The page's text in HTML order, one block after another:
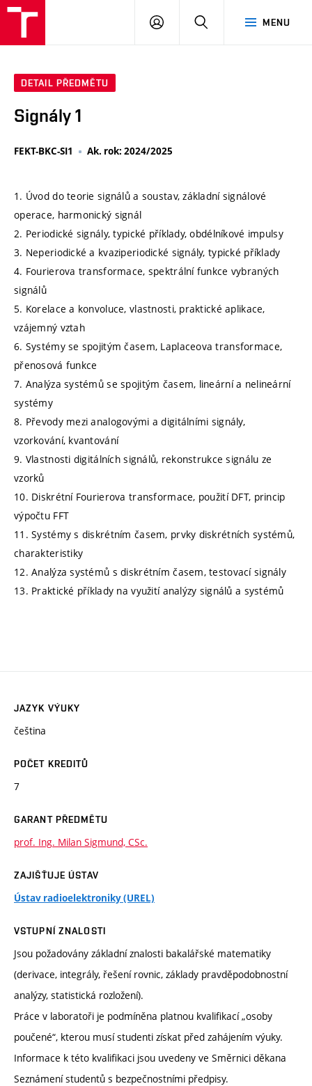
MENU
PŘIHLÁSIT
DETAIL PŘEDMĚTU
Signály 1
FEKT-BKC-SI1 Ak. rok: 2024/2025
1. Úvod do teorie signálů a soustav, základní signálové
operace, harmonický signál
2. Periodické signály, typické příklady, obdélníkové impulsy
3. Neperiodické a kvaziperiodické signály, typické příklady
4. Fourierova transformace, spektrální funkce vybraných
signálů
5. Korelace a konvoluce, vlastnosti, praktické aplikace,
vzájemný vztah
6. Systémy se spojitým časem, Laplaceova transformace,
přenosová funkce
7. Analýza systémů se spojitým časem, lineární a nelineární
systémy
8. Převody mezi analogovými a digitálními signály,
vzorkování, kvantování
9. Vlastnosti digitálních signálů, rekonstrukce signálu ze
vzorků
10. Diskrétní Fourierova transformace, použití DFT, princip
výpočtu FFT
11. Systémy s diskrétním časem, prvky diskrétních systémů,
charakteristiky
12. Analýza systémů s diskrétním časem, testovací signály
13. Praktické příklady na využití analýzy signálů a systémů
JAZYK VÝUKY
čeština
POČET KREDITŮ
7
GARANT PŘEDMĚTU
prof. Ing. Milan Sigmund, CSc.
ZAJIŠŤUJE ÚSTAV
Ústav radioelektroniky (UREL)
VSTUPNÍ ZNALOSTI
Jsou požadovány základní znalosti bakalářské matematiky
(derivace, integrály, řešení rovnic, základy pravděpodobnostní
analýzy, statistická rozložení).
Práce v laboratoři je podmíněna platnou kvalifikací „osoby
poučené“, kterou musí studenti získat před zahájením výuky.
Informace k této kvalifikaci jsou uvedeny ve Směrnici děkana
Seznámení studentů s bezpečnostními předpisy.